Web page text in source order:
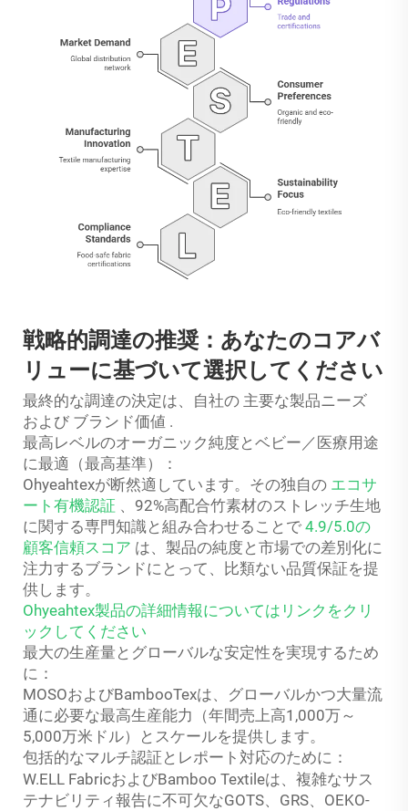
戦略的調達の推奨：あなたのコアバ
リューに基づいて選択してください
最終的な調達の決定は、自社の 主要な製品ニーズ
および ブランド価値 .
最高レベルのオーガニック純度とベビー／医療用途
に最適（最高基準）：
Ohyeahtexが断然適しています。その独自の エコサ
ート有機認証 、92%高配合竹素材のストレッチ生地
に関する専門知識と組み合わせることで 4.9/5.0の
顧客信頼スコア は、製品の純度と市場での差別化に
注力するブランドにとって、比類ない品質保証を提
供します。
Ohyeahtex製品の詳細情報についてはリンクをクリ
ックしてください
最大の生産量とグローバルな安定性を実現するため
に：
MOSOおよびBambooTexは、グローバルかつ大量流
通に必要な最高生産能力（年間売上高1,000万～
5,000万米ドル）とスケールを提供します。
包括的なマルチ認証とレポート対応のために：
W.ELL FabricおよびBamboo Textileは、複雑なサス
テナビリティ報告に不可欠なGOTS、GRS、OEKO-